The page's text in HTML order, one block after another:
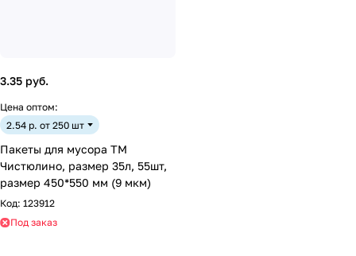
3.35 руб.
Цена оптом:
2.54 р. от 250 шт
Пакеты для мусора ТМ
Чистюлино, размер 35л, 55шт,
размер 450*550 мм (9 мкм)
Код: 123912
Под заказ